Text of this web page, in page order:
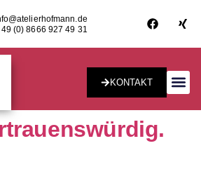
(0) 8666 927 49 31
KONTAKT